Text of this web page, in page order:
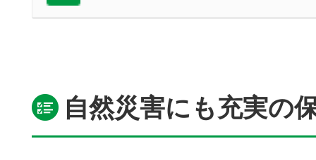
自然災害にも充実の